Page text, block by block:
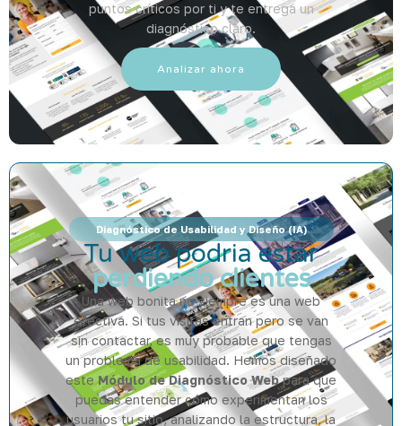
puntos críticos por ti y te entrega un
diagnóstico claro.
Analizar ahora
Diagnóstico de Usabilidad y Diseño (IA)
Tu web podria estar
perdiendo clientes
Una web bonita no siempre es una web
efectiva. Si tus visitas entran pero se van
sin contactar, es muy probable que tengas
un problema de usabilidad. Hemos diseñado
esteMódulo de Diagnóstico Webpara que
puedas entender cómo experimentan los
usuarios tu sitio, analizando la estructura, la